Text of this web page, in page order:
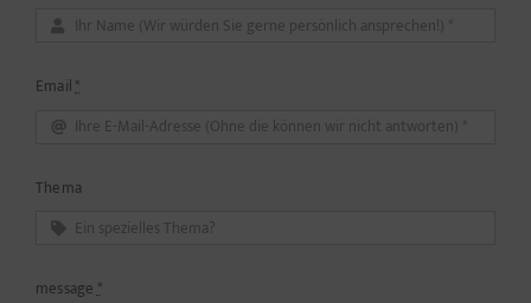
Email*
Thema
message*